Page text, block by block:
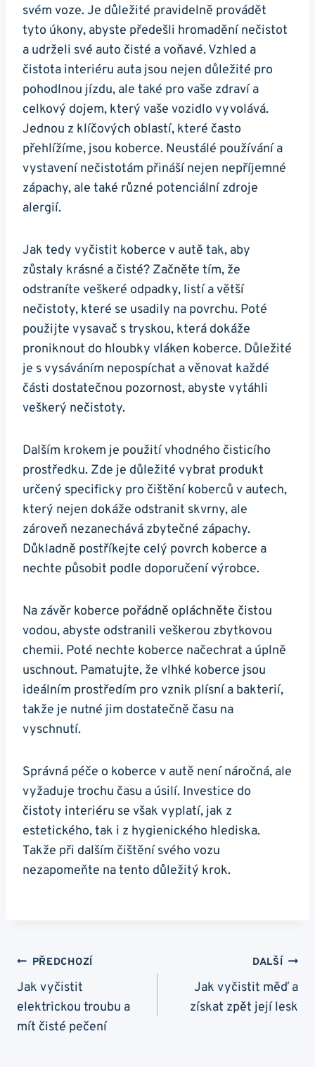
svém ‍voze.⁤ Je ​důležité⁤ pravidelně provádět
tyto úkony, abyste předešli ⁢hromadění nečistot
a udrželi​ své⁢ auto ⁣čisté a voňavé. Vzhled ⁢a⁤
čistota interiéru auta jsou nejen důležité‌ pro
pohodlnou​ jízdu, ‌ale také ⁢pro vaše zdraví a
celkový dojem, který vaše vozidlo vyvolává.
Jednou z klíčových‍ oblastí, které často
přehlížíme, jsou ‌koberce. Neustálé používání a
⁣vystavení nečistotám⁤ přináší⁣ nejen nepříjemné
‍zápachy, ale také různé potenciální​ zdroje
alergií.
Jak tedy⁤ vyčistit koberce v autě tak, aby
zůstaly krásné a čisté? Začněte tím,⁣ že
odstraníte veškeré odpadky, listí a ⁤větší
nečistoty, které se usadily na povrchu. Poté
použijte ‌vysavač⁣ s ‍tryskou, která ​dokáže
proniknout do hloubky vláken koberce. Důležité
je s vysáváním​ nepospíchat a ‌věnovat každé
části dostatečnou pozornost, abyste vytáhli
‍veškerý nečistoty.
Dalším ‍krokem ‌je použití vhodného čisticího
⁣prostředku.⁤ Zde je důležité vybrat produkt
určený specificky pro čištění koberců v autech,
který nejen⁢ dokáže odstranit skvrny, ​ale
‍zároveň nezanechává‍ zbytečné zápachy.
Důkladně postříkejte celý povrch⁢ koberce a
nechte působit podle doporučení výrobce.
Na závěr ‍koberce pořádně opláchněte čistou
vodou, abyste ​odstranili veškerou zbytkovou
chemii. Poté​ nechte koberce načechrat a úplně‌
uschnout. ⁣Pamatujte, že vlhké koberce jsou
ideálním⁤ prostředím pro vznik plísní a ​bakterií,⁤
takže je nutné ⁢jim‍ dostatečně času⁣ na​
vyschnutí.
Správná⁢ péče o koberce v autě není náročná, ale
⁤vyžaduje trochu času a úsilí. Investice⁤ do
čistoty interiéru se však vyplatí, jak z
estetického, tak i ⁤z hygienického hlediska.
Takže při dalším čištění svého vozu
nezapomeňte na tento ‍důležitý ⁣krok.
Navigace
Pro
Příspěvek
PŘEDCHOZÍ
Jak vyčistit
elektrickou troubu a
mít čisté pečení
DALŠÍ
Jak vyčistit měď a
získat zpět její lesk